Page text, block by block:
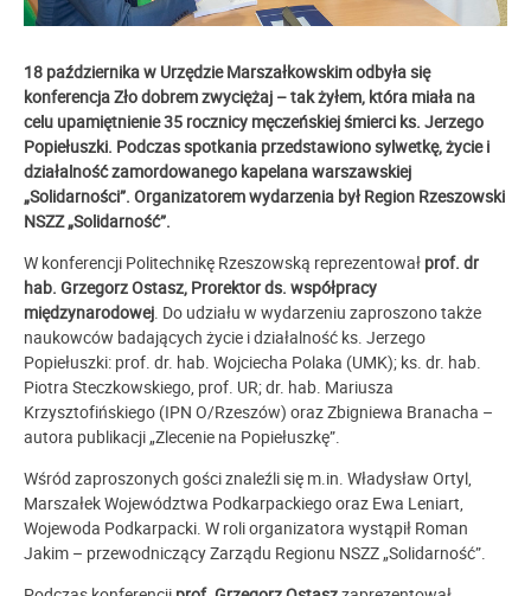
18 października w Urzędzie Marszałkowskim odbyła się
konferencja Zło dobrem zwyciężaj – tak żyłem, która miała na
celu upamiętnienie 35 rocznicy męczeńskiej śmierci ks. Jerzego
Popiełuszki. Podczas spotkania przedstawiono sylwetkę, życie i
działalność zamordowanego kapelana warszawskiej
„Solidarności”. Organizatorem wydarzenia był Region Rzeszowski
NSZZ „Solidarność”.
W konferencji Politechnikę Rzeszowską reprezentował prof. dr
hab. Grzegorz Ostasz, Prorektor ds. współpracy
międzynarodowej. Do udziału w wydarzeniu zaproszono także
naukowców badających życie i działalność ks. Jerzego
Popiełuszki: prof. dr. hab. Wojciecha Polaka (UMK); ks. dr. hab.
Piotra Steczkowskiego, prof. UR; dr. hab. Mariusza
Krzysztofińskiego (IPN O/Rzeszów) oraz Zbigniewa Branacha –
autora publikacji „Zlecenie na Popiełuszkę”.
Wśród zaproszonych gości znaleźli się m.in. Władysław Ortyl,
Marszałek Województwa Podkarpackiego oraz Ewa Leniart,
Wojewoda Podkarpacki. W roli organizatora wystąpił Roman
Jakim – przewodniczący Zarządu Regionu NSZZ „Solidarność”.